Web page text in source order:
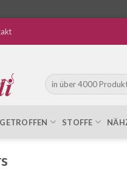
Suche
nach:
STOFFE